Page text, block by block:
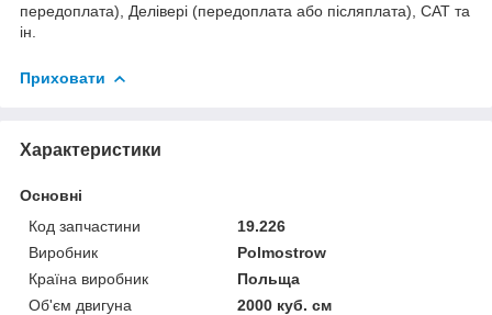
передоплата), Делівері (передоплата або післяплата), САТ та
ін.
Приховати
Характеристики
Основні
Код запчастини
19.226
Виробник
Polmostrow
Країна виробник
Польща
Об'єм двигуна
2000 куб. см